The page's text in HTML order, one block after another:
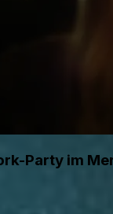
Party im